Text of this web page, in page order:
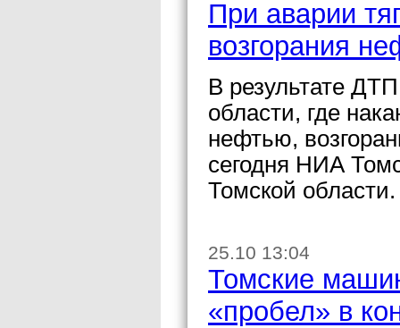
При аварии
возгорания
В результате
области, где
нефтью,
сегодня НИА
Томской области.
25.10 13:04
Томские
«пробел» в